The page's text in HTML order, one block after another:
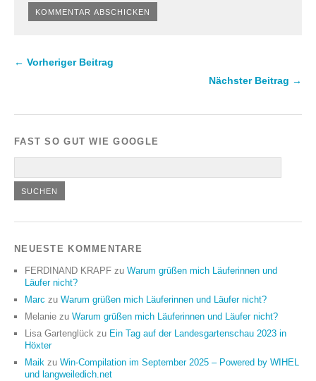
← Vorheriger Beitrag
Nächster Beitrag →
FAST SO GUT WIE GOOGLE
NEUESTE KOMMENTARE
FERDINAND KRAPF zu Warum grüßen mich Läuferinnen und
Läufer nicht?
Marc zu Warum grüßen mich Läuferinnen und Läufer nicht?
Melanie zu Warum grüßen mich Läuferinnen und Läufer nicht?
Lisa Gartenglück zu Ein Tag auf der Landesgartenschau 2023 in
Höxter
Maik zu Win-Compilation im September 2025 – Powered by WIHEL
und langweiledich.net